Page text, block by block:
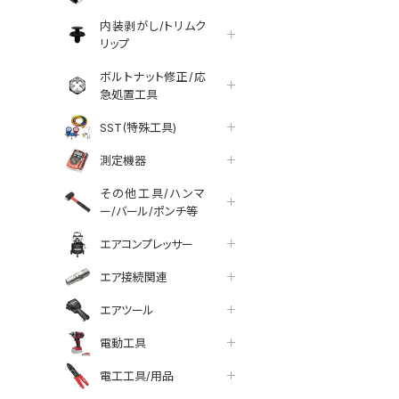
内装剥がし/トリムク
リップ
ボルトナット修正/応
急処置工具
SST(特殊工具)
測定機器
その他工具/ハンマ
ー/バール/ポンチ等
エアコンプレッサー
エア接続関連
エアツール
電動工具
電工工具/用品